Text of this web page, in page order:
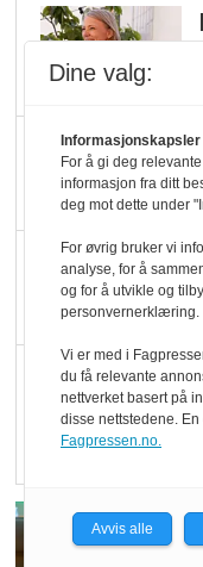
Dine valg:
For å gi deg
informasjon fra ditt
deg mot dette under
For øvrig bruker vi
analyse, for å
og for å utvikle og
personvernerklæring.
Vi er med i
du få relevante
nettverket basert på
disse nettstedene.
Fagpressen.no.
Avvis alle